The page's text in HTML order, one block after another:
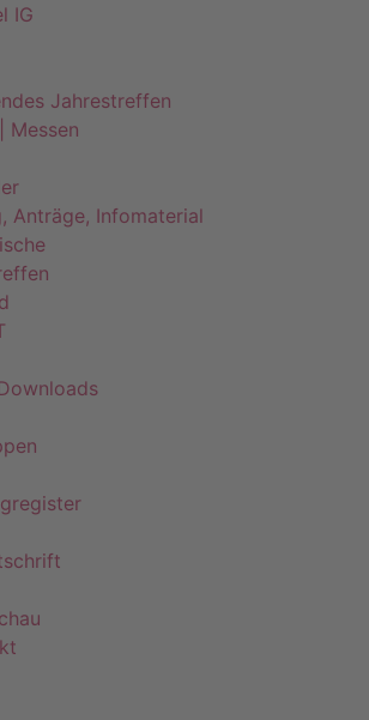
Jahrestreffen
Messen
Anträge, Infomaterial